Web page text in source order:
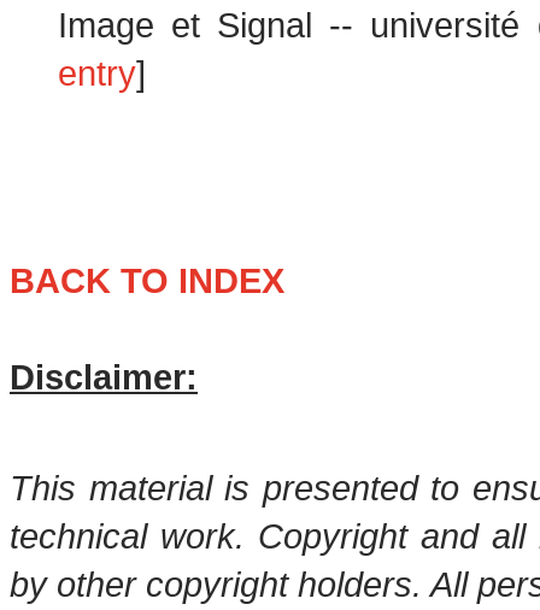
Image et Signal -- université
entry]
BACK TO INDEX
Disclaimer:
This material is presented to
technical work. Copyright and
by other copyright holders. All